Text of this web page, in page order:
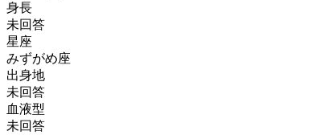
身長
未回答
星座
みずがめ座
出身地
未回答
血液型
未回答